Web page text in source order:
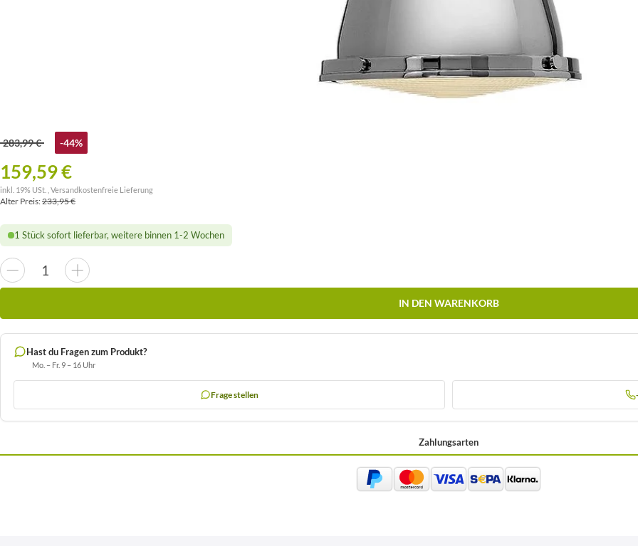
283,99 € -44%
159,59 €
inkl. 19% USt. , Versandkostenfreie Lieferung
Alter Preis:233,95 €
1 Stück sofort lieferbar, weitere binnen 1-2 Wochen
IN DEN WARENKORB
Hast du Fragen zum Produkt?
Mo. – Fr. 9 – 16 Uhr
Frage stellen
Zahlungsarten